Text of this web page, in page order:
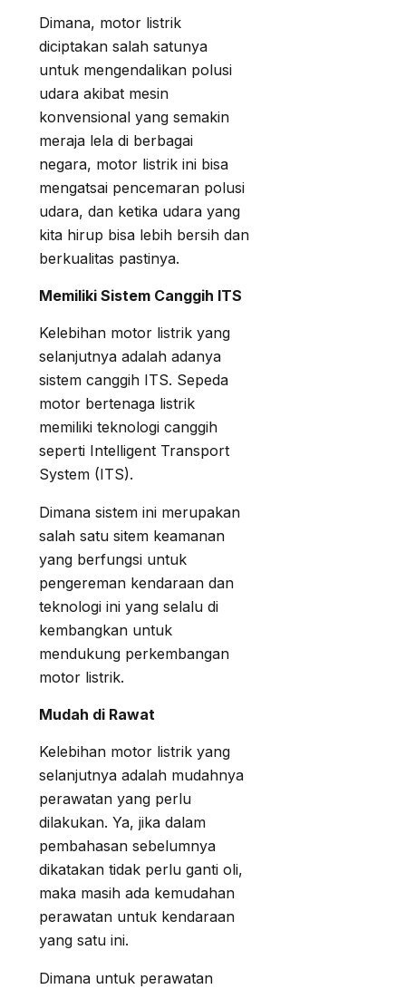
Dimana, motor listrik
diciptakan salah satunya
untuk mengendalikan polusi
udara akibat mesin
konvensional yang semakin
meraja lela di berbagai
negara, motor listrik ini bisa
mengatsai pencemaran polusi
udara, dan ketika udara yang
kita hirup bisa lebih bersih dan
berkualitas pastinya.
Memiliki Sistem Canggih ITS
Kelebihan motor listrik yang
selanjutnya adalah adanya
sistem canggih ITS. Sepeda
motor bertenaga listrik
memiliki teknologi canggih
seperti Intelligent Transport
System (ITS).
Dimana sistem ini merupakan
salah satu sitem keamanan
yang berfungsi untuk
pengereman kendaraan dan
teknologi ini yang selalu di
kembangkan untuk
mendukung perkembangan
motor listrik.
Mudah di Rawat
Kelebihan motor listrik yang
selanjutnya adalah mudahnya
perawatan yang perlu
dilakukan. Ya, jika dalam
pembahasan sebelumnya
dikatakan tidak perlu ganti oli,
maka masih ada kemudahan
perawatan untuk kendaraan
yang satu ini.
Dimana untuk perawatan